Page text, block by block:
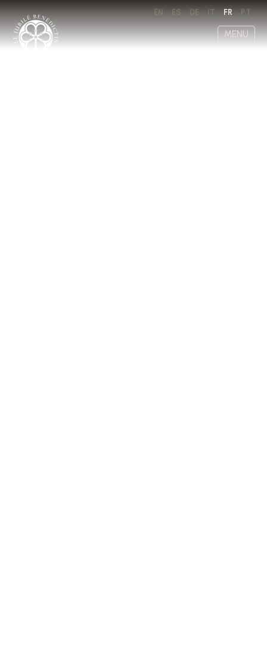
EN ES DE IT FR PT
MENU